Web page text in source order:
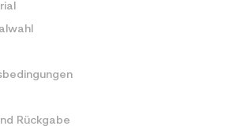
Rückgabe